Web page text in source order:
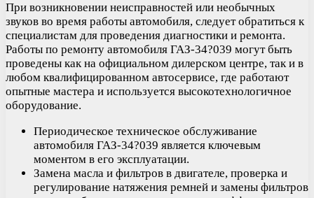
При возникновении неисправностей или необычных
звуков во время работы автомобиля, следует обратиться к
специалистам для проведения диагностики и ремонта.
Работы по ремонту автомобиля ГАЗ-34?039 могут быть
проведены как на официальном дилерском центре, так и в
любом квалифицированном автосервисе, где работают
опытные мастера и используется высокотехнологичное
оборудование.
Периодическое техническое обслуживание
автомобиля ГАЗ-34?039 является ключевым
моментом в его эксплуатации.
Замена масла и фильтров в двигателе, проверка и
регулирование натяжения ремней и замены фильтров